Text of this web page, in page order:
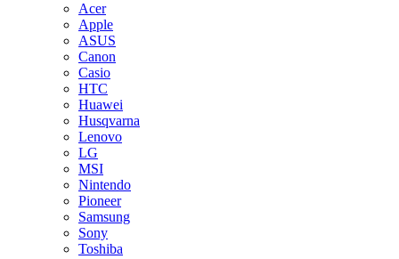
Acer
Apple
ASUS
Canon
Casio
HTC
Huawei
Husqvarna
Lenovo
LG
MSI
Nintendo
Pioneer
Samsung
Sony
Toshiba